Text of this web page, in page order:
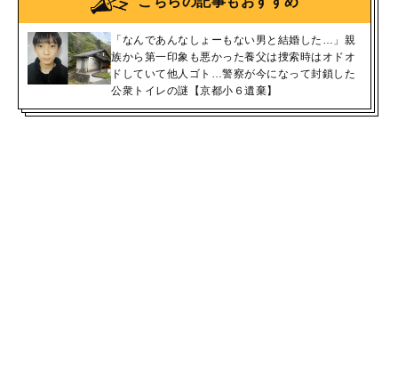
「なんであんなしょーもない男と結婚した…」親
族から第一印象も悪かった養父は捜索時はオドオ
ドしていて他人ゴト…警察が今になって封鎖した
公衆トイレの謎【京都小６遺棄】